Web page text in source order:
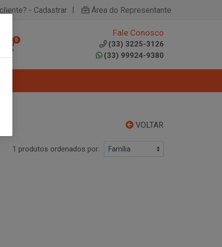
- Cadastrar | Área do Representante
0
Fale Conosco
(33) 3225-3126
(33) 99924-9380
VOLTAR
1 produtos ordenados por: